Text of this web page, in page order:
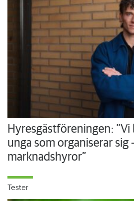
Hyresgästföreningen:
unga som organiserar sig
marknadshyror”
Tester